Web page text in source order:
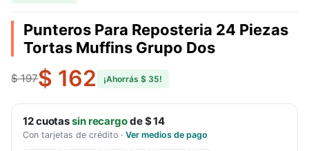
Punteros Para Reposteria 24 Piezas
Tortas Muffins Grupo Dos
$ 197$ 162 ¡Ahorrás $ 35!
12cuotassin recargode$ 14
Con tarjetas de crédito · Ver medios de pago